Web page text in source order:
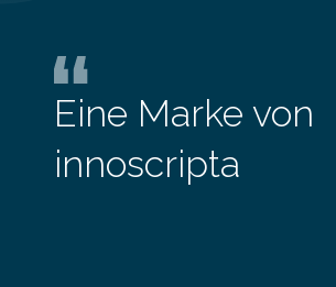
Eine Marke von
innoscripta